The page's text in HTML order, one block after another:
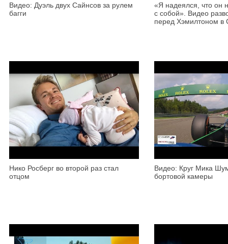
Видео: Дуэль двух Сайнсов за рулем
багги
«Я надеялся, что он
с собой». Видео
перед Хэмилтоном в
Нико Росберг во второй раз стал
отцом
Видео: Круг Мика
бортовой камеры